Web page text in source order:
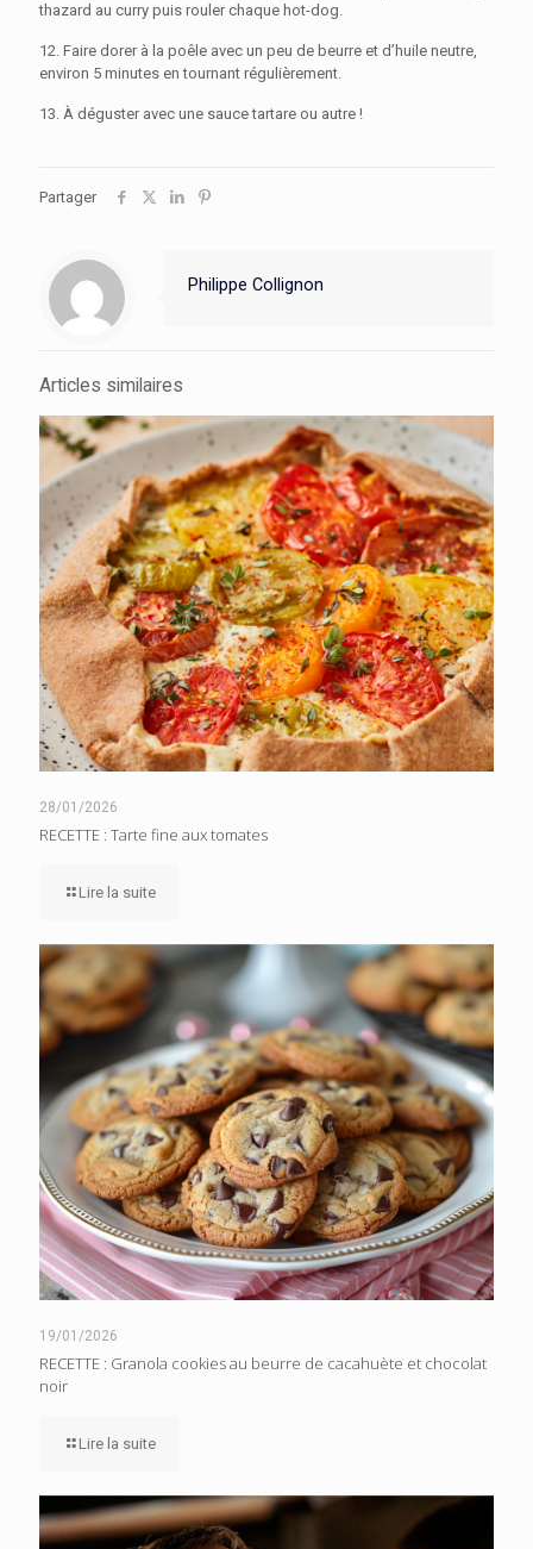
thazard au curry puis rouler chaque hot-dog.
12. Faire dorer à la poêle avec un peu de beurre et d’huile neutre,
environ 5 minutes en tournant régulièrement.
13. À déguster avec une sauce tartare ou autre !
Partager
Philippe Collignon
Articles similaires
28/01/2026
RECETTE : Tarte fine aux tomates
Lire la suite
19/01/2026
RECETTE : Granola cookies au beurre de cacahuète et chocolat
noir
Lire la suite